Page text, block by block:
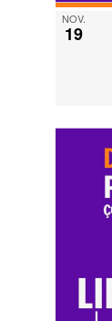
NOV.
19